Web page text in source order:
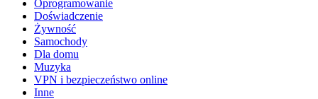
Oprogramowanie
Doświadczenie
Żywność
Samochody
Dla domu
Muzyka
VPN i bezpieczeństwo online
Inne